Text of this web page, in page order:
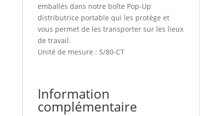
emballés dans notre boîte Pop-Up
distributrice portable qui les protège et
vous permet de les transporter sur les lieux
de travail.
Unité de mesure : 5/80-CT
Information
complémentaire